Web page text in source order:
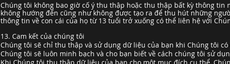
Chúng tôi không bao giờ cố ý thu thập hoặc thu thập bất kỳ thông
không hướng đến cũng như không được tạo ra để thu hút những
thông tin về con cái của họ từ 13 tuổi trở xuống có thể liên hệ với
13. Cam kết của chúng tôi
Chúng tôi sẽ chỉ thu thập và sử dụng dữ liệu của bạn khi Chúng tôi
Chúng tôi sẽ luôn minh bạch và cho bạn biết về cách chúng tôi sử